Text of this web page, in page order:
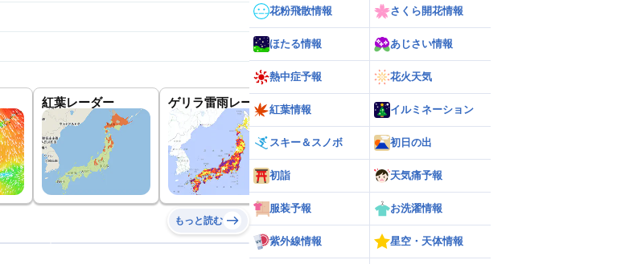
紅葉レーダー ゲリラ雷雨レーダー 世界の雨雲レーダー
もっと読む
花粉飛散情報 さくら開花情報
ほたる情報 あじさい情報
熱中症予報 花火天気
紅葉情報 イルミネーション
スキー＆スノボ 初日の出
初詣 天気痛予報
服装予報 お洗濯情報
紫外線情報 星空・天体情報